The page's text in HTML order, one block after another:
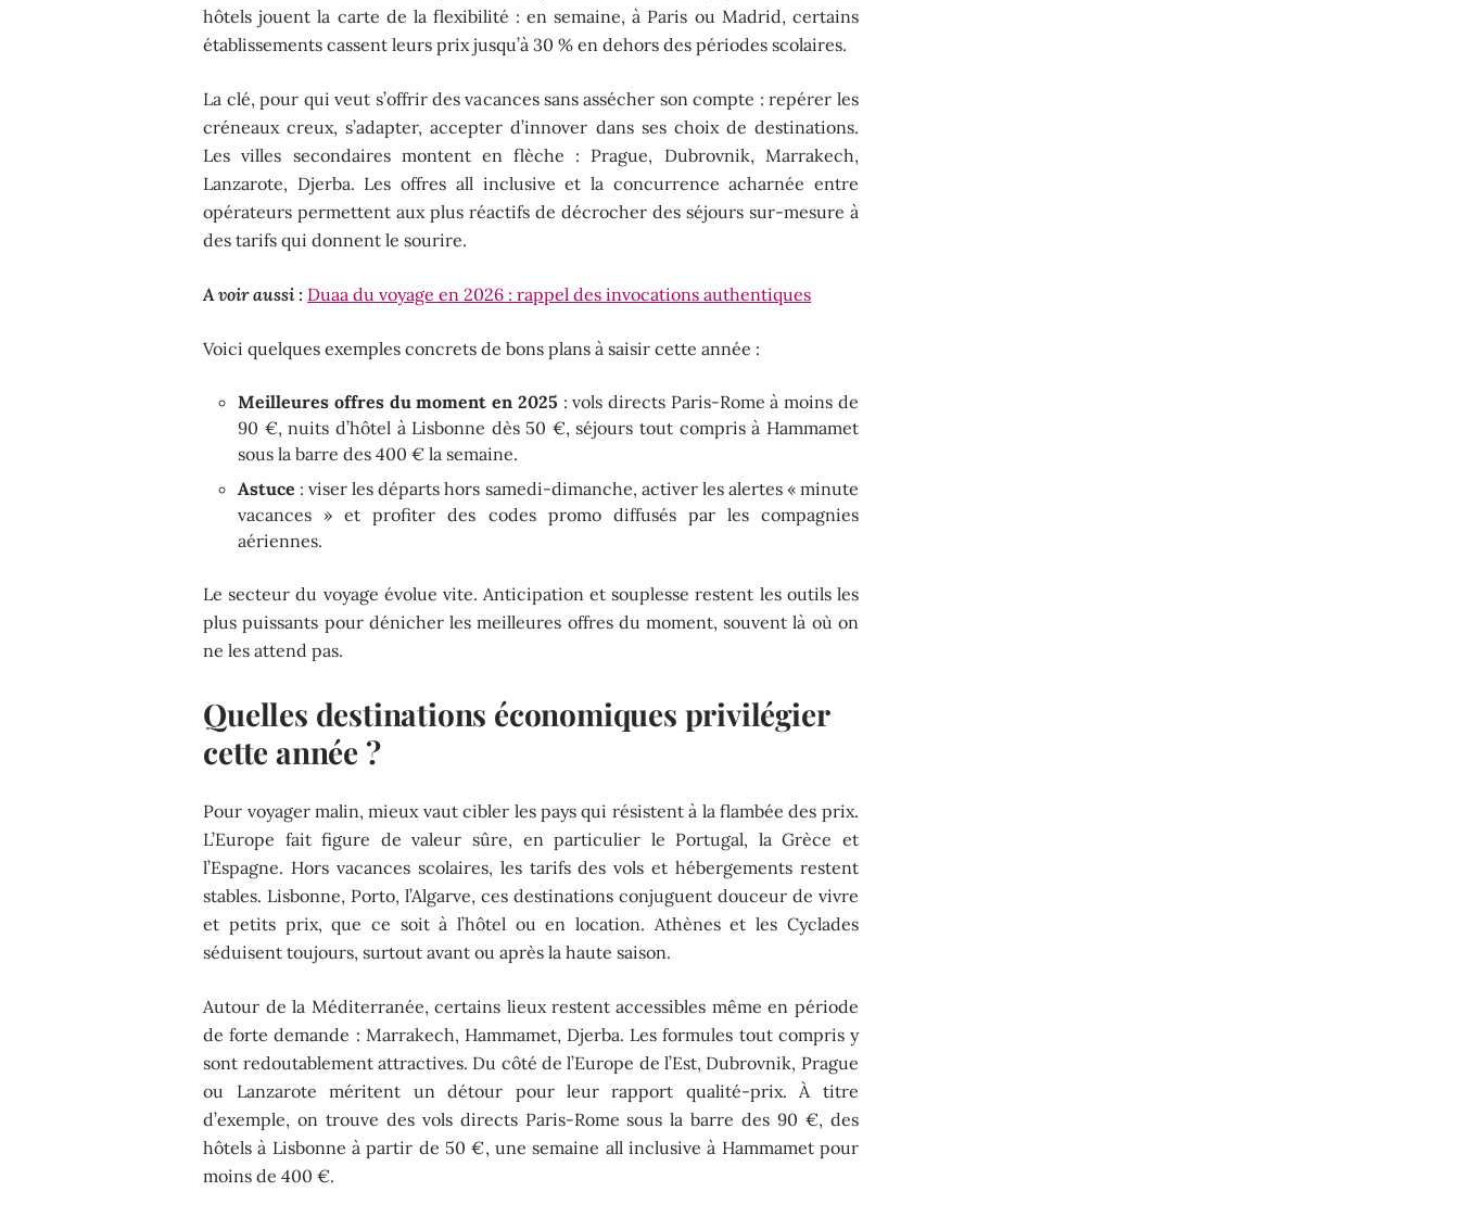
hôtels jouent la carte de la flexibilité : en semaine, à Paris ou Madrid, certains
établissements cassent leurs prix jusqu’à 30 % en dehors des périodes scolaires.
La clé, pour qui veut s’offrir des vacances sans assécher son compte : repérer les
créneaux creux, s’adapter, accepter d’innover dans ses choix de destinations.
Les villes secondaires montent en flèche : Prague, Dubrovnik, Marrakech,
Lanzarote, Djerba. Les offres all inclusive et la concurrence acharnée entre
opérateurs permettent aux plus réactifs de décrocher des séjours sur-mesure à
des tarifs qui donnent le sourire.
A voir aussi : Duaa du voyage en 2026 : rappel des invocations authentiques
Voici quelques exemples concrets de bons plans à saisir cette année :
Meilleures offres du moment en 2025 : vols directs Paris-Rome à moins de
90 €, nuits d’hôtel à Lisbonne dès 50 €, séjours tout compris à Hammamet
sous la barre des 400 € la semaine.
Astuce : viser les départs hors samedi-dimanche, activer les alertes « minute
vacances » et profiter des codes promo diffusés par les compagnies
aériennes.
Le secteur du voyage évolue vite. Anticipation et souplesse restent les outils les
plus puissants pour dénicher les meilleures offres du moment, souvent là où on
ne les attend pas.
Quelles destinations économiques privilégier
cette année ?
Pour voyager malin, mieux vaut cibler les pays qui résistent à la flambée des prix.
L’Europe fait figure de valeur sûre, en particulier le Portugal, la Grèce et
l’Espagne. Hors vacances scolaires, les tarifs des vols et hébergements restent
stables. Lisbonne, Porto, l’Algarve, ces destinations conjuguent douceur de vivre
et petits prix, que ce soit à l’hôtel ou en location. Athènes et les Cyclades
séduisent toujours, surtout avant ou après la haute saison.
Autour de la Méditerranée, certains lieux restent accessibles même en période
de forte demande : Marrakech, Hammamet, Djerba. Les formules tout compris y
sont redoutablement attractives. Du côté de l’Europe de l’Est, Dubrovnik, Prague
ou Lanzarote méritent un détour pour leur rapport qualité-prix. À titre
d’exemple, on trouve des vols directs Paris-Rome sous la barre des 90 €, des
hôtels à Lisbonne à partir de 50 €, une semaine all inclusive à Hammamet pour
moins de 400 €.